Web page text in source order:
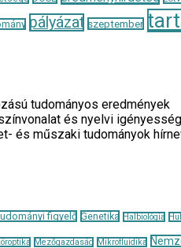
pályázat szeptember
tudományos eredmények
és nyelvi
és műszaki tudományok
figyelő Genetika Halbiológia
Mezőgazdaság Mikrofluidika